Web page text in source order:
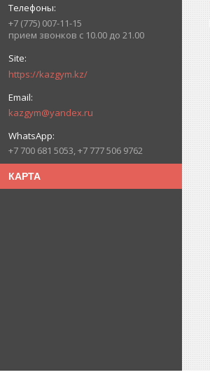
+7 (775) 007-11-15
прием звонков с 10.00 до 21.00
https://kazgym.kz/
kazgym@yandex.ru
+7 700 681 5053, +7 777 506 9762
КАРТА